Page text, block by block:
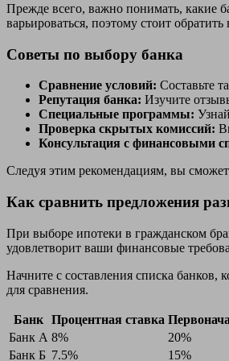
Прежде всего, важно понимать, какие
варьироваться, поэтому стоит
Советы по выбору банка
Сравнение условий: Составьте
Репутация банка: Изучите
Специальные программы:
Проверка скрытых комиссий:
Консультация с финансовыми
Следуя этим рекомендациям, вы
Как сравнить предложения
При выборе ипотеки в гражданском
удовлетворит ваши финансовые
Начните с составления списка банков,
для сравнения.
Банк Процентная ставка
Банк А 8% 20%
Банк Б 7.5% 15%